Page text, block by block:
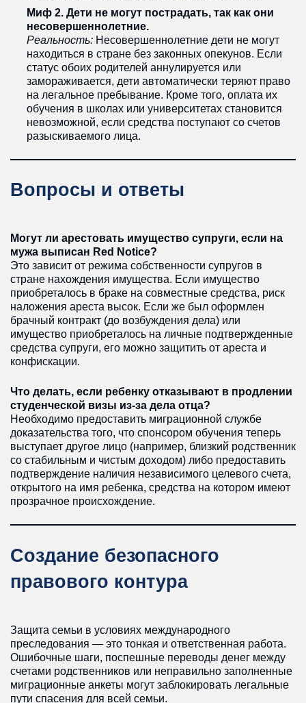
Миф 2. Дети не могут пострадать, так как они
несовершеннолетние.
Реальность: Несовершеннолетние дети не могут
находиться в стране без законных опекунов. Если
статус обоих родителей аннулируется или
замораживается, дети автоматически теряют право
на легальное пребывание. Кроме того, оплата их
обучения в школах или университетах становится
невозможной, если средства поступают со счетов
разыскиваемого лица.
Вопросы и ответы
Могут ли арестовать имущество супруги, если на
мужа выписан Red Notice?
Это зависит от режима собственности супругов в
стране нахождения имущества. Если имущество
приобреталось в браке на совместные средства, риск
наложения ареста высок. Если же был оформлен
брачный контракт (до возбуждения дела) или
имущество приобреталось на личные подтвержденные
средства супруги, его можно защитить от ареста и
конфискации.
Что делать, если ребенку отказывают в продлении
студенческой визы из-за дела отца?
Необходимо предоставить миграционной службе
доказательства того, что спонсором обучения теперь
выступает другое лицо (например, близкий родственник
со стабильным и чистым доходом) либо предоставить
подтверждение наличия независимого целевого счета,
открытого на имя ребенка, средства на котором имеют
прозрачное происхождение.
Создание безопасного
правового контура
Защита семьи в условиях международного
преследования — это тонкая и ответственная работа.
Ошибочные шаги, поспешные переводы денег между
счетами родственников или неправильно заполненные
миграционные анкеты могут заблокировать легальные
пути спасения для всей семьи.